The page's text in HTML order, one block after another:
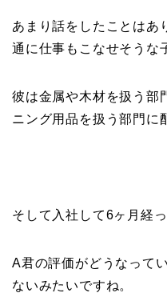
あまり話をしたことはあ
通に仕事もこなせそうな
彼は金属や木材を扱う部
ニング用品を扱う部門に
そして入社して6ヶ月経っ
A君の評価がどうなって
ないみたいですね。